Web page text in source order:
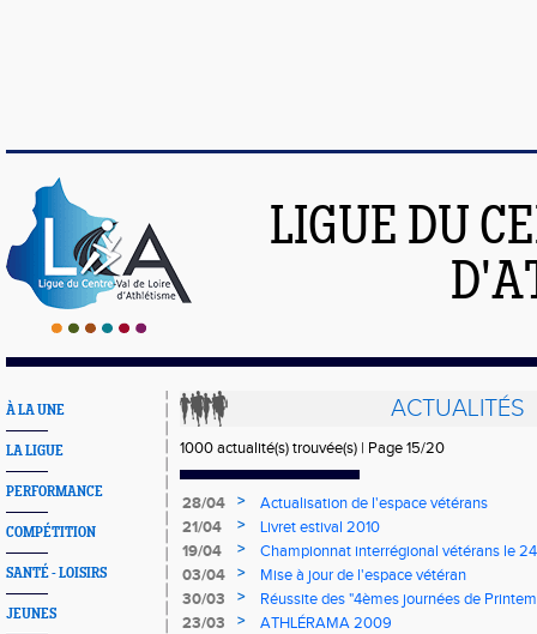
LIGUE DU
À LA UNE
LA LIGUE
PERFORMANCE
COMPÉTITION
SANTÉ - LOISIRS
JEUNES
ACTUALITÉS
1000 actualité(s) trouvée(s) | Page 15/20
28/04 >
Actualisation de l'espace vétérans
21/04
>
Livret estival 2010
19/04
>
Championnat interrégional vétérans le
Hébergements
03/04 >
Mise à jour de l'espace vétéran
30/03
>
Réussite des "4èmes journées de
23/03
>
ATHLÉRAMA 2009